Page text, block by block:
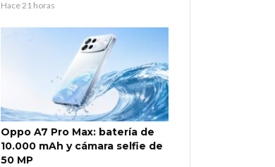
Hace 21 horas
Oppo A7 Pro Max: batería de
10.000 mAh y cámara selfie de
50 MP